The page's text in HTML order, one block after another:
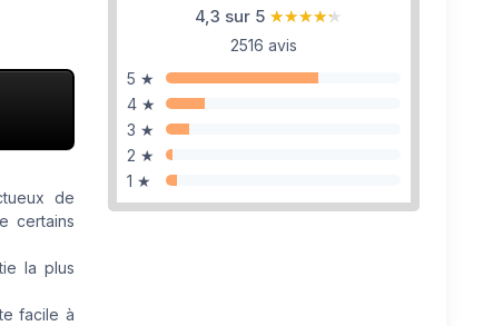
4,3 sur 5 ★★★★★
★★★★★
2516 avis
5 ★
4 ★
3 ★
2 ★
1 ★
de
certains
la plus
facile à